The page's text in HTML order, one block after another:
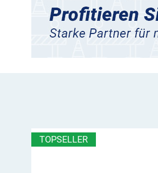
TOPSELLER